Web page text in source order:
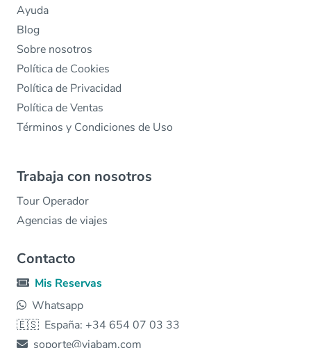
Ayuda
Blog
Sobre nosotros
Política de Cookies
Política de Privacidad
Política de Ventas
Términos y Condiciones de Uso
Trabaja con nosotros
Tour Operador
Agencias de viajes
Contacto
Mis Reservas
Whatsapp
🇪🇸 España: +34 654 07 03 33
soporte@viabam.com